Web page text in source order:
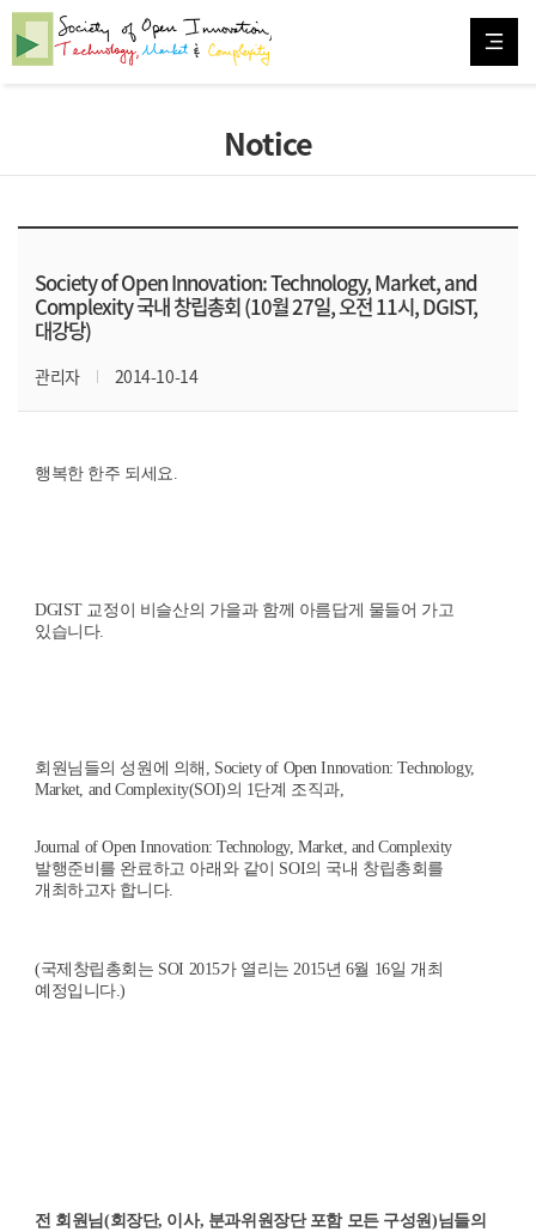
Notice
Society of Open Innovation: Technology, Market, and
Complexity 국내 창립총회 (10월 27일, 오전 11시, DGIST,
대강당)
관리자 2014-10-14
행복한 한주 되세요.
DGIST 교정이 비슬산의 가을과 함께 아름답게 물들어 가고
있습니다.
회원님들의 성원에 의해 , Society of Open Innovation: Technology,
Market, and Complexity(SOI)의 1단계 조직과,
Journal of Open Innovation: Technology, Market, and Complexity
발행준비를 완료하고 아래와 같이
SOI의 국내 창립총회를
개최하고자 합니다.
(국제창립총회는 SOI 2015가 열리는 2015년 6월 16일 개최
예정입니다.)
전 회원님 (회장단, 이사, 분과위원장단 포함 모든 구성원)님들의